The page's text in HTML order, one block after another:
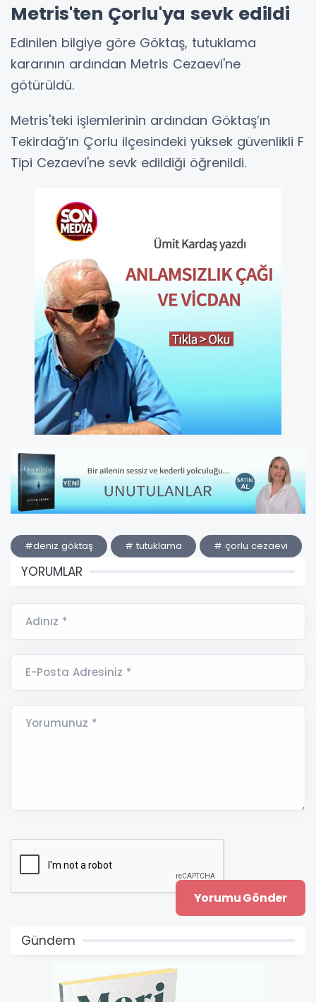
Metris'ten Çorlu'ya sevk edildi
Edinilen bilgiye göre Göktaş, tutuklama
kararının ardından Metris Cezaevi'ne
götürüldü.
Metris'teki işlemlerinin ardından Göktaş’ın
Tekirdağ’ın Çorlu ilçesindeki yüksek güvenlikli F
Tipi Cezaevi'ne sevk edildiği öğrenildi.
#deniz göktaş # tutuklama # çorlu cezaevi
YORUMLAR
Adınız *
E-Posta Adresiniz *
Yorumunuz *
Gündem